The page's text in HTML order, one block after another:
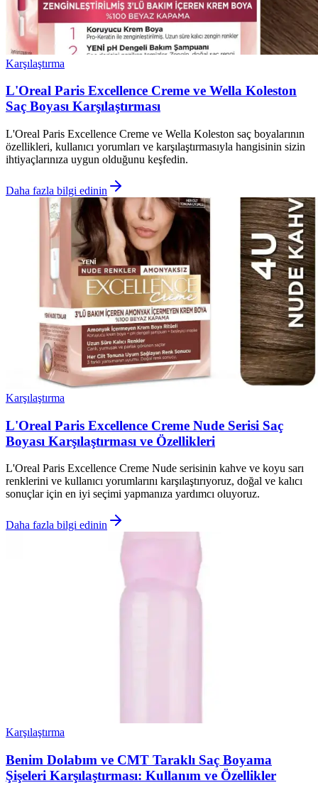
Karşılaştırma
L'Oreal Paris Excellence Creme ve Wella Koleston
Saç Boyası Karşılaştırması
L'Oreal Paris Excellence Creme ve Wella Koleston saç boyalarının
özellikleri, kullanıcı yorumları ve karşılaştırmasıyla hangisinin sizin
ihtiyaçlarınıza uygun olduğunu keşfedin.
Daha fazla bilgi edinin
Karşılaştırma
L'Oreal Paris Excellence Creme Nude Serisi Saç
Boyası Karşılaştırması ve Özellikleri
L'Oreal Paris Excellence Creme Nude serisinin kahve ve koyu sarı
renklerini ve kullanıcı yorumlarını karşılaştırıyoruz, doğal ve kalıcı
sonuçlar için en iyi seçimi yapmanıza yardımcı oluyoruz.
Daha fazla bilgi edinin
Karşılaştırma
Benim Dolabım ve CMT Taraklı Saç Boyama
Şişeleri Karşılaştırması: Kullanım ve Özellikler